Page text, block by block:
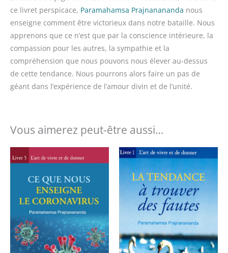
ce livret perspicace, Paramahamsa Prajnanananda nous
enseigne comment être victorieux dans notre bataille. Nous
apprenons que ce n’est que par la conscience intérieure, la
compassion pour les autres, la sympathie et la
compréhension que nous pouvons nous élever au-dessus
de cette tendance. Nous pourrons alors faire un pas de
géant dans l’expérience de l’amour divin et de l’unité.
Vous aimerez peut-être aussi…